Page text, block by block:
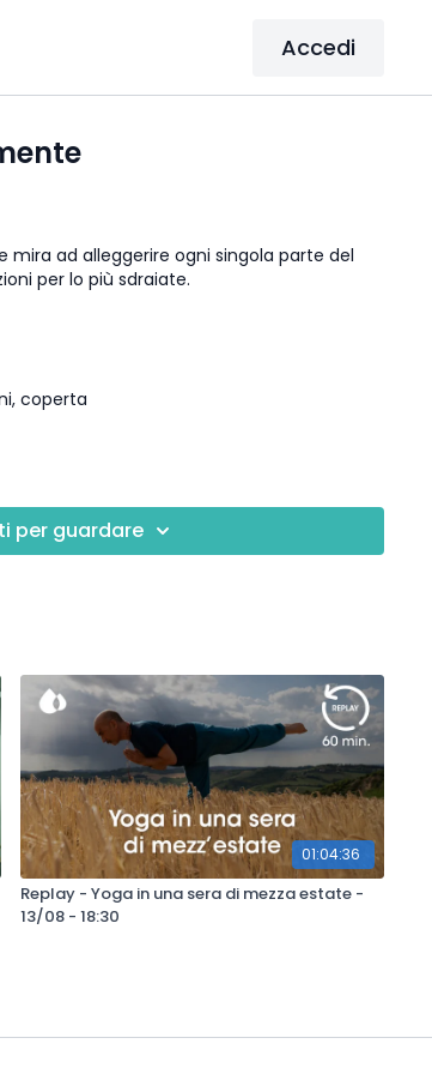
Accedi
mira ad alleggerire ogni singola parte del
per lo più sdraiate.
coperta
per guardare
01:04:36
Replay - Yoga in una sera di mezza estate -
13/08 - 18:30